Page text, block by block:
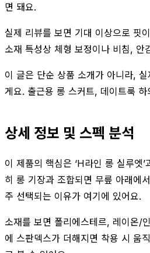
면 돼요.
실제 리뷰를 보면 기대 이상으로 핏
소재 특성상 체형 보정이나 비침, 안
이 글은 단순 상품 소개가 아니라, 실
게요. 출근용 롱 스커트, 데이트룩
상세 정보 및 스펙 분석
이 제품의 핵심은 ‘H라인 롱 실루엣
히 롱 기장과 조합되면 무릎 아래에
주 선택되는 이유가 여기에 있어요.
소재를 보면 폴리에스테르, 레이온/
에 스판덱스가 더해지면 착용 시 움